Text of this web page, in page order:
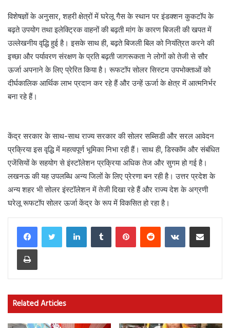
विशेषज्ञों के अनुसार, शहरी क्षेत्रों में घरेलू गैस के स्थान पर इंडक्शन कुकटॉप के
बढ़ते उपयोग तथा इलेक्ट्रिक वाहनों की बढ़ती मांग के कारण बिजली की खपत में
उल्लेखनीय वृद्धि हुई है। इसके साथ ही, बढ़ते बिजली बिल को नियंत्रित करने की
इच्छा और पर्यावरण संरक्षण के प्रति बढ़ती जागरूकता ने लोगों को तेजी से सौर
ऊर्जा अपनाने के लिए प्रेरित किया है। रूफटॉप सोलर सिस्टम उपभोक्ताओं को
दीर्घकालिक आर्थिक लाभ प्रदान कर रहे हैं और उन्हें ऊर्जा के क्षेत्र में आत्मनिर्भर
बना रहे हैं।
केंद्र सरकार के साथ-साथ राज्य सरकार की सोलर सब्सिडी और सरल आवेदन
प्रक्रिया इस वृद्धि में महत्वपूर्ण भूमिका निभा रही हैं। साथ ही, डिस्कॉम और संबंधित
एजेंसियों के सहयोग से इंस्टॉलेशन प्रक्रिया अधिक तेज और सुगम हो गई है।
लखनऊ की यह उपलब्धि अन्य जिलों के लिए प्रेरणा बन रही है। उत्तर प्रदेश के
अन्य शहर भी सोलर इंस्टॉलेशन में तेजी दिखा रहे हैं और राज्य देश के अग्रणी
घरेलू रूफटॉप सोलर ऊर्जा केंद्र के रूप में विकसित हो रहा है।
LinkedInTumblr PinterestReddit VKontakteShare via Email
Print
Related Articles